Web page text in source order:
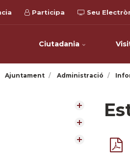
Participa Seu
Ciutadania
Ajuntament Administració